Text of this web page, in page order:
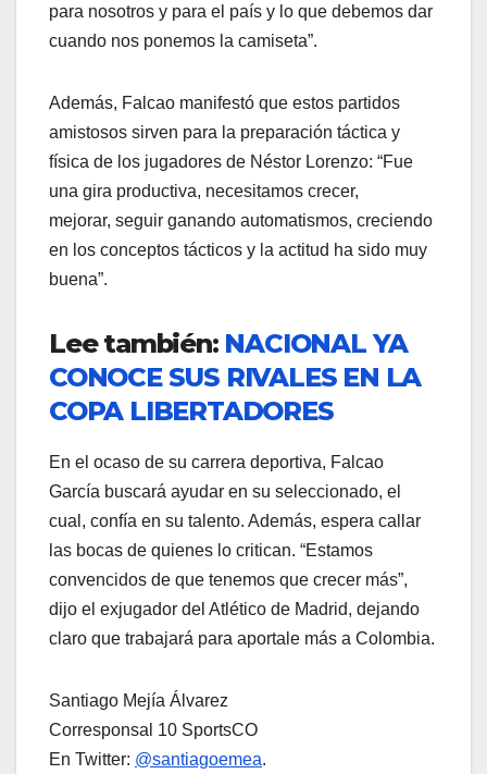
para nosotros y para el país y lo que debemos dar
cuando nos ponemos la camiseta”.
Además, Falcao manifestó que estos partidos
amistosos sirven para la preparación táctica y
física de los jugadores de Néstor Lorenzo: “Fue
una gira productiva, necesitamos crecer,
mejorar, seguir ganando automatismos, creciendo
en los conceptos tácticos y la actitud ha sido muy
buena”.
Lee también: NACIONAL YA
CONOCE SUS RIVALES EN LA
COPA LIBERTADORES
En el ocaso de su carrera deportiva, Falcao
García buscará ayudar en su seleccionado, el
cual, confía en su talento. Además, espera callar
las bocas de quienes lo critican. “Estamos
convencidos de que tenemos que crecer más”,
dijo el exjugador del Atlético de Madrid, dejando
claro que trabajará para aportale más a Colombia.
Santiago Mejía Álvarez
Corresponsal 10 SportsCO
En Twitter: @santiagoemea.